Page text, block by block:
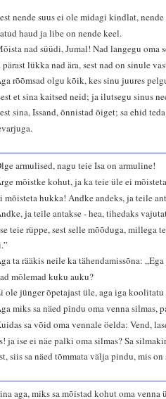
nende suus ei ole midagi kindlat,
haud ja libe on nende keel.
nad süüdi, Jumal! Nad langegu oma
lükka nad ära, sest nad on sinule
rõõmsad olgu kõik, kes sinu juures
et sina kaitsed neid; ja ilutsegu sinus
sina, Issand, õnnistad õiget; sa ehid
armulised, nagu teie Isa on armuline!
mõistke kohut, ja ka teie üle ei
mõisteta hukka! Andke andeks, ja teile
ja teile antakse - hea, tihedaks
teie rüppe, sest selle mõõduga, millega
ta rääkis neile ka tähendamissõna:
mõlemad kuku auku?
ole jünger õpetajast üle, aga iga koolitatu
miks sa näed pindu oma venna silmas,
sa võid oma vennale öelda: Vend,
ja ise ei näe palki oma silmas? Sa
siis sa näed tõmmata välja pindu, mis on
aga, miks sa mõistad kohut oma venna